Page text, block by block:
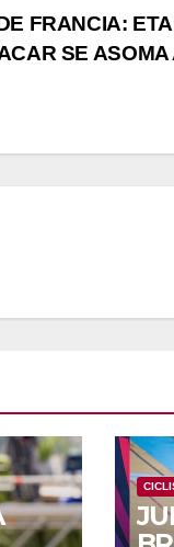
FRANCIA:
SE